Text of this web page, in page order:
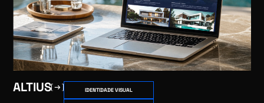
ALTIUS IDENTIDADE VISUAL